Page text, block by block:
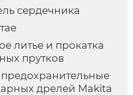
сердечника
литье и прокатка
прутков
дрелей Makita